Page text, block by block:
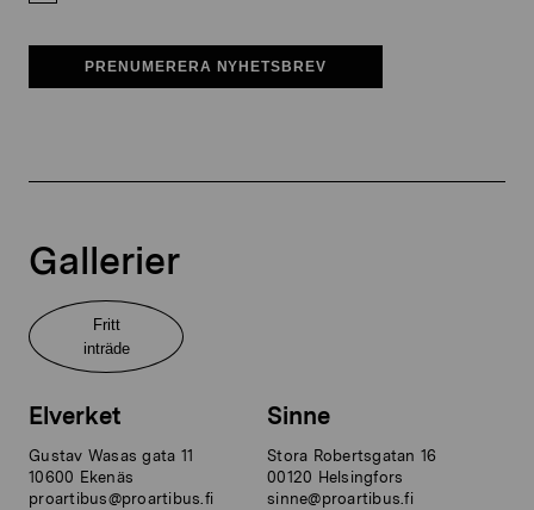
PRENUMERERA NYHETSBREV
Gallerier
Fritt
inträde
Elverket
Gustav Wasas gata 11
10600 Ekenäs
proartibus@proartibus.fi
Sinne
Stora Robertsgatan 16
00120 Helsingfors
sinne@proartibus.fi